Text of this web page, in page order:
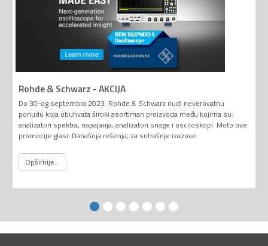
Rohde & Schwarz - AKCIJA
Do 30-og septembra 2023. Rohde & Schwarz nudi neverovatnu
ponudu koja obuhvata široki asortiman proizvoda među kojima su:
analizatori spektra, napajanja, analizatori snage i osciloskopi. Moto ove
promocije glasi: Današnja rešenja, za sutrašnje izazove.
Opširnije...